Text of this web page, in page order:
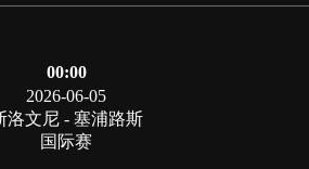
00:00
2026-06-05
洛文尼 - 塞浦路斯
国际赛